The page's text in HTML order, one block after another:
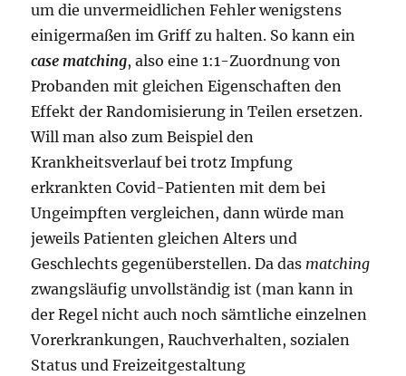
um die unvermeidlichen Fehler wenigstens
einigermaßen im Griff zu halten. So kann ein
case matching, also eine 1:1-Zuordnung von
Probanden mit gleichen Eigenschaften den
Effekt der Randomisierung in Teilen ersetzen.
Will man also zum Beispiel den
Krankheitsverlauf bei trotz Impfung
erkrankten Covid-Patienten mit dem bei
Ungeimpften vergleichen, dann würde man
jeweils Patienten gleichen Alters und
Geschlechts gegenüberstellen. Da das matching
zwangsläufig unvollständig ist (man kann in
der Regel nicht auch noch sämtliche einzelnen
Vorerkrankungen, Rauchverhalten, sozialen
Status und Freizeitgestaltung